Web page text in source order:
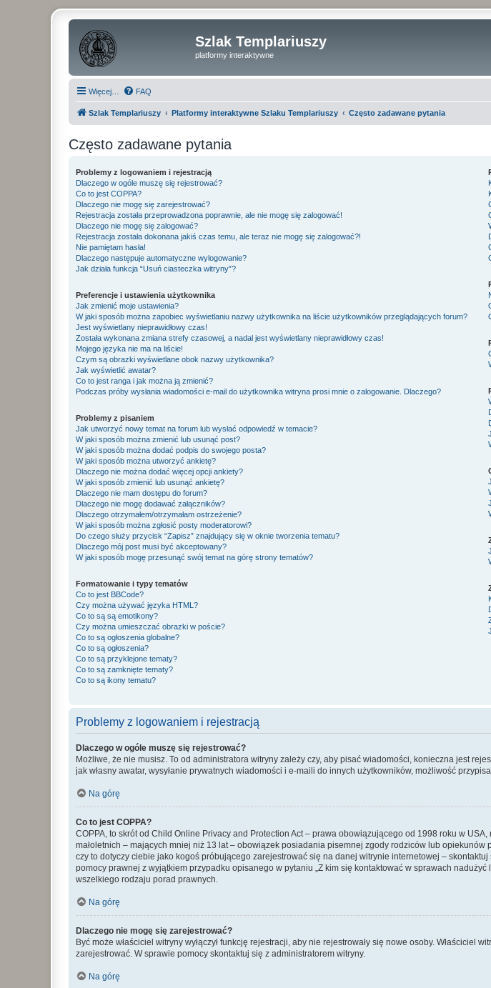
Szlak Templariuszy
platformy interaktywne
Więcej… FAQ
Szlak Templariuszy Platformy interaktywne Szlaku Templariuszy Często zadawane pytania
Często zadawane pytania
Problemy z logowaniem i rejestracją
Dlaczego w ogóle muszę się rejestrować?
Co to jest COPPA?
Dlaczego nie mogę się zarejestrować?
Rejestracja została przeprowadzona poprawnie, ale nie mogę się zalogować!
Dlaczego nie mogę się zalogować?
Rejestracja została dokonana jakiś czas temu, ale teraz nie mogę się zalogować?!
Nie pamiętam hasła!
Dlaczego następuje automatyczne wylogowanie?
Jak działa funkcja “Usuń ciasteczka witryny”?
Preferencje i ustawienia użytkownika
Jak zmienić moje ustawienia?
W jaki sposób można zapobiec wyświetlaniu nazwy użytkownika na liście użytkowników przeglądających forum?
Jest wyświetlany nieprawidłowy czas!
Została wykonana zmiana strefy czasowej, a nadal jest wyświetlany nieprawidłowy czas!
Mojego języka nie ma na liście!
Czym są obrazki wyświetlane obok nazwy użytkownika?
Jak wyświetlić awatar?
Co to jest ranga i jak można ją zmienić?
Podczas próby wysłania wiadomości e-mail do użytkownika witryna prosi mnie o zalogowanie. Dlaczego?
Problemy z pisaniem
Jak utworzyć nowy temat na forum lub wysłać odpowiedź w temacie?
W jaki sposób można zmienić lub usunąć post?
W jaki sposób można dodać podpis do swojego posta?
W jaki sposób można utworzyć ankietę?
Dlaczego nie można dodać więcej opcji ankiety?
W jaki sposób zmienić lub usunąć ankietę?
Dlaczego nie mam dostępu do forum?
Dlaczego nie mogę dodawać załączników?
Dlaczego otrzymałem/otrzymałam ostrzeżenie?
W jaki sposób można zgłosić posty moderatorowi?
Do czego służy przycisk “Zapisz” znajdujący się w oknie tworzenia tematu?
Dlaczego mój post musi być akceptowany?
W jaki sposób mogę przesunąć swój temat na górę strony tematów?
Formatowanie i typy tematów
Co to jest BBCode?
Czy można używać języka HTML?
Co to są są emotikony?
Czy można umieszczać obrazki w poście?
Co to są ogłoszenia globalne?
Co to są ogłoszenia?
Co to są przyklejone tematy?
Co to są zamknięte tematy?
Co to są ikony tematu?
Problemy z logowaniem i rejestracją
Dlaczego w ogóle muszę się rejestrować?
Możliwe, że nie musisz. To od administratora witryny zależy czy, aby pisać wiadomości, konieczna jest
jak własny awatar, wysyłanie prywatnych wiadomości i e-maili do innych użytkowników, możliwość
Na górę
Co to jest COPPA?
COPPA, to skrót od Child Online Privacy and Protection Act – prawa obowiązującego od 1998 roku w
małoletnich – mających mniej niż 13 lat – obowiązek posiadania pisemnej zgody rodziców lub
czy to dotyczy ciebie jako kogoś próbującego zarejestrować się na danej witrynie internetowej –
pomocy prawnej z wyjątkiem przypadku opisanego w pytaniu „Z kim się kontaktować w sprawach
wszelkiego rodzaju porad prawnych.
Na górę
Dlaczego nie mogę się zarejestrować?
Być może właściciel witryny wyłączył funkcję rejestracji, aby nie rejestrowały się nowe osoby. Właściciel
zarejestrować. W sprawie pomocy skontaktuj się z administratorem witryny.
Na górę